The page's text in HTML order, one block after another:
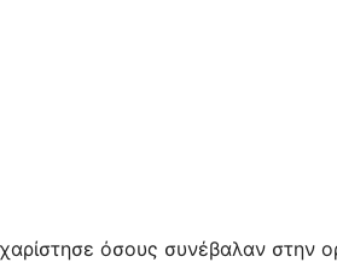
όσους συνέβαλαν στην